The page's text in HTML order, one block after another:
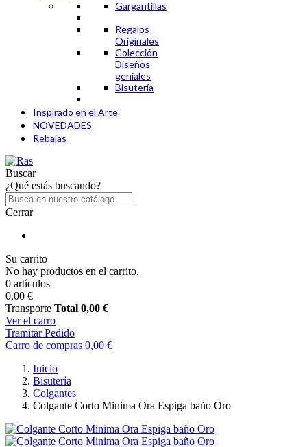
Gargantillas
Regalos
Originales
Colección
Diseños
geniales
Bisutería
Inspirado en el Arte
NOVEDADES
Rebajas
Buscar
¿Qué estás buscando?
Cerrar
Su carrito
No hay productos en el carrito.
0 artículos
0,00 €
Transporte Total 0,00 €
Ver el carro
Tramitar Pedido
Carro de compras 0,00 €
Inicio
Bisutería
Colgantes
Colgante Corto Minima Ora Espiga baño Oro